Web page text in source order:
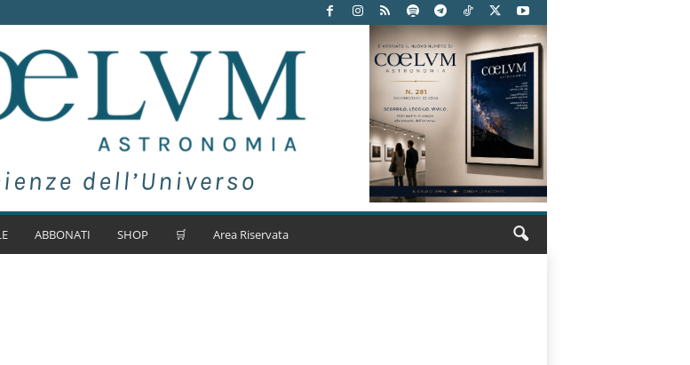
ABBONATI SHOP 🛒 Area Riservata